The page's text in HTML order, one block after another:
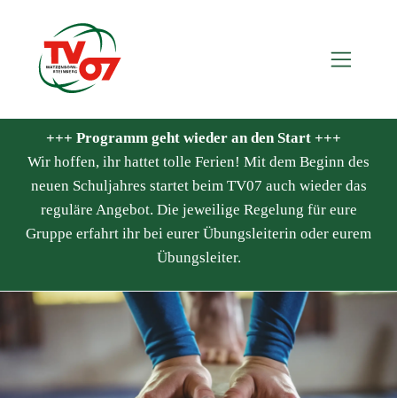
+++ Programm geht wieder an den Start +++
Wir hoffen, ihr hattet tolle Ferien! Mit dem Beginn des
neuen Schuljahres startet beim TV07 auch wieder das
reguläre Angebot. Die jeweilige Regelung für eure
Gruppe erfahrt ihr bei eurer Übungsleiterin oder eurem
Übungsleiter.